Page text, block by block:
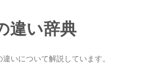
違い辞典
いについて解説しています。